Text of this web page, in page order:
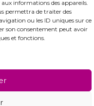
aux informations des appareils.
permettra de traiter des
ou les ID uniques sur ce
son consentement peut avoir
et fonctions.
99 80
Tous droits réservés.